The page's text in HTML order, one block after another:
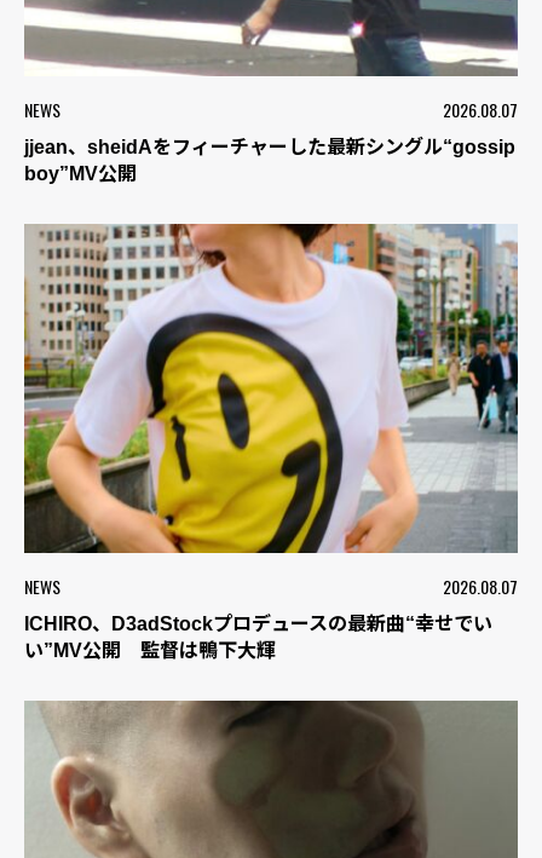
NEWS 2026.08.07
jjean、sheidAをフィーチャーした最新シングル“gossip
boy”MV公開
NEWS 2026.08.07
ICHIRO、D3adStockプロデュースの最新曲“幸せでい
い”MV公開 監督は鴨下大輝